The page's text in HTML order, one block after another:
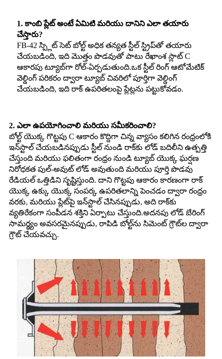
1. కాంబి ప్లేట్ అంటే ఏమిటి మరియు దానిని ఎలా తయారు
చేస్తారు?
FB-42 స్ప్లిట్ సెట్ బోల్ట్ అధిక తన్యత స్టీల్ స్ట్రిప్‌తో తయారు
చేయబడింది, ఇది మొత్తం పొడవుతో పాటు రేఖాంశ స్లాట్ C
ఆకారపు ట్యూబ్‌గా రోల్-ఏర్పడుతుంది.ఒక స్టీల్ రింగ్ ఆటోమేటిక్
వెల్డింగ్ పరికరం ద్వారా ట్యూబ్ చివరిలో పూర్తిగా వెల్డింగ్
చేయబడింది, ఇది రాక్ ఉపరితలంపై ప్లేట్లను పట్టుకోవడం.
2. ఎలా ఉపయోగించాలి మరియు సమీకరించాలి?
బోల్ట్ యొక్క గొట్టపు C ఆకారం కొద్దిగా చిన్న వ్యాసం కలిగిన రంధ్రంలోకి
ఇన్‌స్టాల్ చేయబడినప్పుడు స్టీల్ నుండి రాక్‌కు లోడ్ బదిలీని ఉత్పత్తి
చేస్తుంది మరియు ఫలితంగా రంధ్రం నుండి ట్యూబ్ యొక్క ఘర్షణ
నిరోధకత పుల్-అవుట్ లోడ్ అవుతుంది మరియు పూర్తి పొడవు
రేడియల్ ఒత్తిడిని సృష్టిస్తుంది. దాని గొట్టపు ఆకారం కారణంగా రాక్
యొక్క ఉక్కు యొక్క సంపర్క ఉపరితలాన్ని పెంచడం ద్వారా రంధ్రం
వరకు, మరియు ప్లేట్‌పై ఇన్‌స్టాల్ చేసినప్పుడు, అది రాక్‌కు
వ్యతిరేకంగా సంపీడన శక్తిని ఏర్పాటు చేస్తుంది.అదనపు లోడ్ బేరింగ్
సామర్థ్యం అవసరమైనప్పుడు, రాపిడి బోల్ట్‌ను సిమెంట్ గ్రౌట్‌ల ద్వారా
గ్రౌట్ చేయవచ్చు.